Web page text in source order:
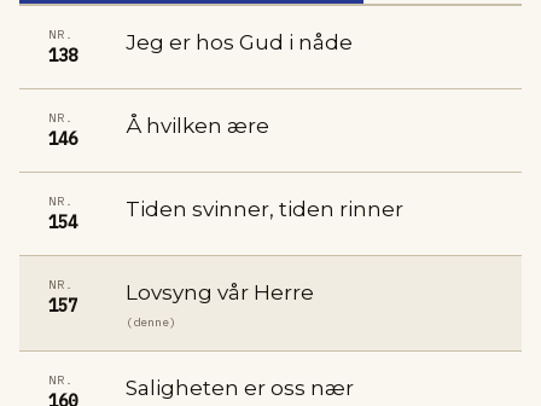
NR.
138
Jeg er hos Gud i nåde
NR.
146
Å hvilken ære
NR.
154
Tiden svinner, tiden rinner
NR.
157
Lovsyng vår Herre
(denne)
NR.
160
Saligheten er oss nær